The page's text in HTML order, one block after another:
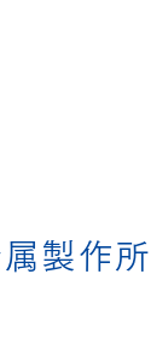
製作所